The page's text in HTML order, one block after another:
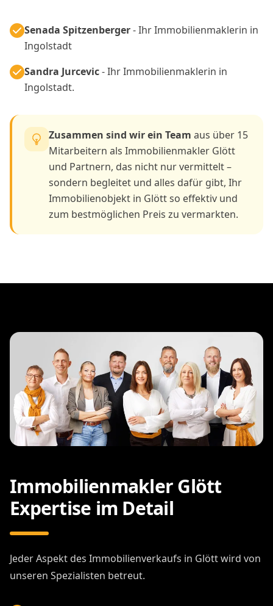
Senada Spitzenberger- Ihr Immobilienmaklerin in
Ingolstadt
Sandra Jurcevic- Ihr Immobilienmaklerin in
Ingolstadt.
Zusammen sind wir ein Team aus über 15
Mitarbeitern als Immobilienmakler Glött
und Partnern, das nicht nur vermittelt –
sondern begleitet und alles dafür gibt, Ihr
Immobilienobjekt in Glött so effektiv und
zum bestmöglichen Preis zu vermarkten.
Immobilienmakler Glött
Expertise im Detail
Jeder Aspekt des Immobilienverkaufs in Glött wird von
unseren Spezialisten betreut.